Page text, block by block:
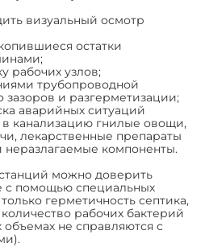
визуальный осмотр
остатки
рабочих узлов;
трубопроводной
и разгерметизации;
аварийных ситуаций
канализацию гнилые овощи,
лекарственные препараты
неразлагаемые компоненты.
можно доверить
с помощью специальных
герметичность септика,
рабочих бактерий
не справляются с